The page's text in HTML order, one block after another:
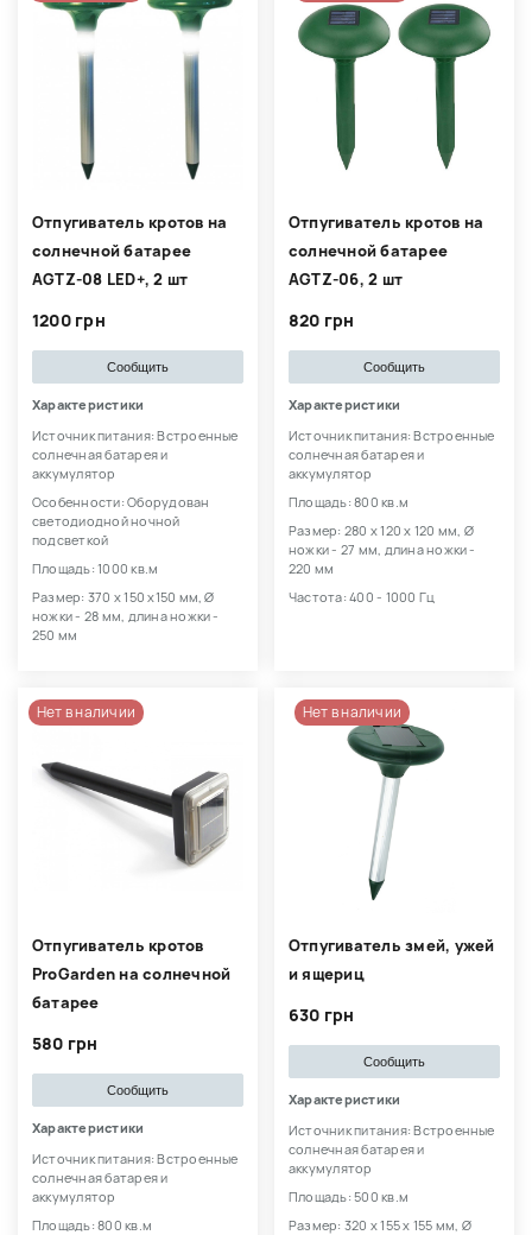
Отпугиватель кротов на
солнечной батарее
AGTZ-08 LED+, 2 шт
1200 грн
Сообщить
Характеристики
Источник питания: Встроенные
солнечная батарея и
аккумулятор
Особенности: Оборудован
светодиодной ночной
подсветкой
Площадь: 1000 кв.м
Размер: 370 х 150 х150 мм, Ø
ножки - 28 мм, длина ножки -
250 мм
Отпугиватель кротов на
солнечной батарее
AGTZ-06, 2 шт
820 грн
Сообщить
Характеристики
Источник питания: Встроенные
солнечная батарея и
аккумулятор
Площадь: 800 кв.м
Размер: 280 х 120 х 120 мм, Ø
ножки - 27 мм, длина ножки -
220 мм
Частота: 400 - 1000 Гц
Нет в наличии
Отпугиватель кротов
ProGarden на солнечной
батарее
580 грн
Сообщить
Характеристики
Источник питания: Встроенные
солнечная батарея и
аккумулятор
Площадь: 800 кв.м
Нет в наличии
Отпугиватель змей, ужей
и ящериц
630 грн
Сообщить
Характеристики
Источник питания: Встроенные
солнечная батарея и
аккумулятор
Площадь: 500 кв.м
Размер: 320 х 155 х 155 мм, Ø